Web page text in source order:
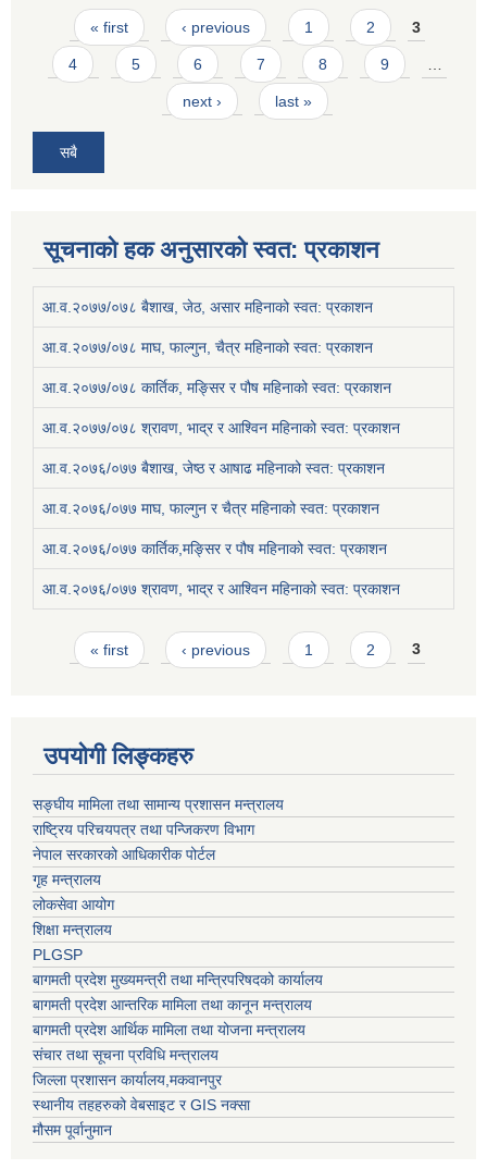
Pages
« first ‹ previous 1 2 3
4 5 6 7 8 9
next › last »
सबै
सूचनाको हक अनुसारको स्वत: प्रकाशन
आ.व.२०७७/०७८ बैशाख, जेठ, असार महिनाको स्वत: प्रकाशन
आ.व.२०७७/०७८ माघ, फाल्गुन, चैत्र महिनाको स्वत: प्रकाशन
आ.व.२०७७/०७८ कार्तिक, मङ्सिर र पौष महिनाको स्वत: प्रकाशन
आ.व.२०७७/०७८ श्रावण, भाद्र र आश्विन महिनाको स्वत: प्रकाशन
आ.व.२०७६/०७७ बैशाख, जेष्ठ र आषाढ महिनाको स्वत: प्रकाशन
आ.व.२०७६/०७७ माघ, फाल्गुन र चैत्र महिनाको स्वत: प्रकाशन
आ.व.२०७६/०७७ कार्तिक,मङ्सिर र पौष महिनाको स्वत: प्रकाशन
आ.व.२०७६/०७७ श्रावण, भाद्र र आश्विन महिनाको स्वत: प्रकाशन
Pages
« first ‹ previous 1 2 3
उपयोगी लिङ्कहरु
सङ्घीय मामिला तथा सामान्य प्रशासन मन्त्रालय
राष्ट्रिय परिचयपत्र तथा पन्जिकरण विभाग
नेपाल सरकारको आधिकारीक पोर्टल
गृह मन्त्रालय
लोकसेवा आयोग
शिक्षा मन्त्रालय
PLGSP
बागमती प्रदेश मुख्यमन्त्री तथा मन्त्रिपरिषदको कार्यालय
बागमती प्रदेश आन्तरिक मामिला तथा कानून मन्त्रालय
बागमती प्रदेश आर्थिक मामिला तथा योजना मन्त्रालय
संचार तथा सूचना प्रविधि मन्त्रालय
जिल्ला प्रशासन कार्यालय,मकवानपुर
स्थानीय तहहरुको वेबसाइट र GIS नक्सा
मौसम पूर्वानुमान